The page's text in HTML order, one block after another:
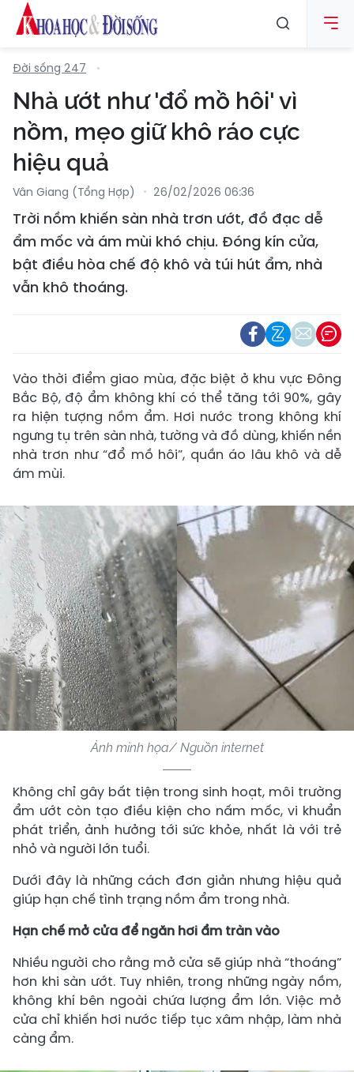
Đời sống 247
Nhà ướt như 'đổ mồ hôi' vì
nồm, mẹo giữ khô ráo cực
hiệu quả
Vân Giang (Tổng Hợp) 26/02/2026 06:36
Trời nồm khiến sàn nhà trơn ướt, đồ đạc dễ
ẩm mốc và ám mùi khó chịu. Đóng kín cửa,
bật điều hòa chế độ khô và túi hút ẩm, nhà
vẫn khô thoáng.
Vào thời điểm giao mùa, đặc biệt ở khu vực Đông
Bắc Bộ, độ ẩm không khí có thể tăng tới 90%, gây
ra hiện tượng nồm ẩm. Hơi nước trong không khí
ngưng tụ trên sàn nhà, tường và đồ dùng, khiến nền
nhà trơn như “đổ mồ hôi”, quần áo lâu khô và dễ
ám mùi.
Ảnh minh họa/ Nguồn internet
Không chỉ gây bất tiện trong sinh hoạt, môi trường
ẩm ướt còn tạo điều kiện cho nấm mốc, vi khuẩn
phát triển, ảnh hưởng tới sức khỏe, nhất là với trẻ
nhỏ và người lớn tuổi.
Dưới đây là những cách đơn giản nhưng hiệu quả
giúp hạn chế tình trạng nồm ẩm trong nhà.
Hạn chế mở cửa để ngăn hơi ẩm tràn vào
Nhiều người cho rằng mở cửa sẽ giúp nhà “thoáng”
hơn khi sàn ướt. Tuy nhiên, trong những ngày nồm,
không khí bên ngoài chứa lượng ẩm lớn. Việc mở
cửa chỉ khiến hơi nước tiếp tục xâm nhập, làm nhà
càng ẩm.